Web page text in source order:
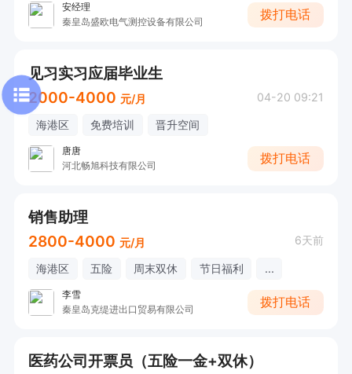
安经理
秦皇岛盛欧电气测控设备有限公司
拨打电话
见习实习应届毕业生
2000-4000 元/月 04-20 09:21
海港区 免费培训 晋升空间
唐唐
河北畅旭科技有限公司
拨打电话
销售助理
2800-4000 元/月 6天前
海港区 五险 周末双休 节日福利 ...
李雪
秦皇岛克缇进出口贸易有限公司
拨打电话
医药公司开票员（五险一金+双休）